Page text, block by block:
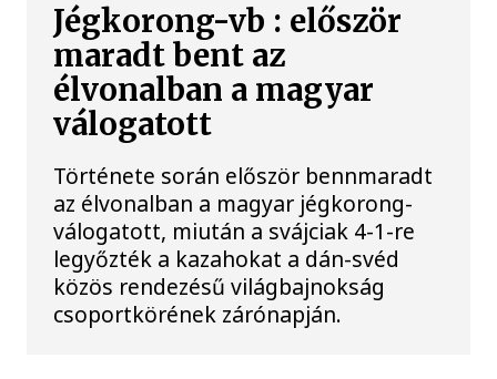
Jégkorong-vb : először
maradt bent az
élvonalban a magyar
válogatott
Története során először bennmaradt
az élvonalban a magyar jégkorong-
válogatott, miután a svájciak 4-1-re
legyőzték a kazahokat a dán-svéd
közös rendezésű világbajnokság
csoportkörének zárónapján.